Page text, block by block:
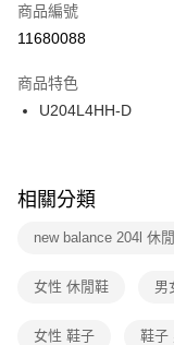
【「AFTEE先享後付」結
１．於結帳方式選擇「
２．訂單成立數日內，您
３．收到繳費通知簡訊後
ATM／網路銀行／等多元
※ 交易是否成功請以「
是否繳費成功／繳費後需
客戶支援中心」 https://
１．透過由恩沛科技股
權轉讓予恩沛科技股份有
宅配
每筆NT$100，滿
付款後門市自取
每筆NT$100，滿
商品編號
11680088
商品特色
U204L4HH-D
相關分類
new balance 204l 休
女性 休閒鞋 男
女性 鞋子 鞋子